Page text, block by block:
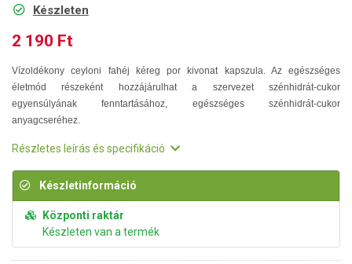
Készleten
2 190 Ft
Vízoldékony ceyloni fahéj kéreg por kivonat kapszula. Az egészséges
életmód részeként hozzájárulhat a szervezet szénhidrát-cukor
egyensúlyának fenntartásához, egészséges szénhidrát-cukor
anyagcseréhez.
Részletes leírás és specifikáció
Készletinformáció
Központi raktár
Készleten van a termék